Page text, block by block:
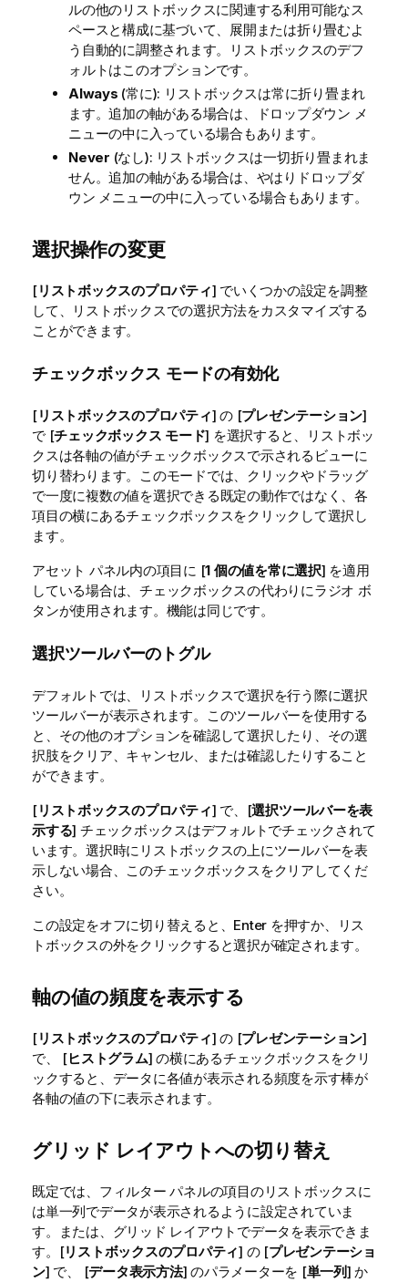
ルの他のリストボックスに関連する利用可能なス
ペースと構成に基づいて、展開または折り畳むよ
う自動的に調整されます。リストボックスのデフ
ォルトはこのオプションです。
Always (常に): リストボックスは常に折り畳まれ
ます。追加の軸がある場合は、ドロップダウン メ
ニューの中に入っている場合もあります。
Never (なし): リストボックスは一切折り畳まれま
せん。追加の軸がある場合は、やはりドロップダ
ウン メニューの中に入っている場合もあります。
選択操作の変更
[リストボックスのプロパティ] でいくつかの設定を調整
して、リストボックスでの選択方法をカスタマイズする
ことができます。
チェックボックス モードの有効化
[リストボックスのプロパティ] の [プレゼンテーション]
で [チェックボックス モード] を選択すると、リストボッ
クスは各軸の値がチェックボックスで示されるビューに
切り替わります。このモードでは、クリックやドラッグ
で一度に複数の値を選択できる既定の動作ではなく、各
項目の横にあるチェックボックスをクリックして選択し
ます。
アセット パネル内の項目に [1 個の値を常に選択] を適用
している場合は、チェックボックスの代わりにラジオ ボ
タンが使用されます。機能は同じです。
選択ツールバーのトグル
デフォルトでは、リストボックスで選択を行う際に選択
ツールバーが表示されます。このツールバーを使用する
と、その他のオプションを確認して選択したり、その選
択肢をクリア、キャンセル、または確認したりすること
ができます。
[リストボックスのプロパティ] で、[選択ツールバーを表
示する] チェックボックスはデフォルトでチェックされて
います。選択時にリストボックスの上にツールバーを表
示しない場合、このチェックボックスをクリアしてくだ
さい。
この設定をオフに切り替えると、Enter を押すか、リス
トボックスの外をクリックすると選択が確定されます。
軸の値の頻度を表示する
[リストボックスのプロパティ] の [プレゼンテーション]
で、 [ヒストグラム] の横にあるチェックボックスをクリ
ックすると、データに各値が表示される頻度を示す棒が
各軸の値の下に表示されます。
グリッド レイアウトへの切り替え
既定では、フィルター パネルの項目のリストボックスに
は単一列でデータが表示されるように設定されていま
す。または、グリッド レイアウトでデータを表示できま
す。[リストボックスのプロパティ] の [プレゼンテーショ
ン] で、 [データ表示方法] のパラメーターを [単一列] か